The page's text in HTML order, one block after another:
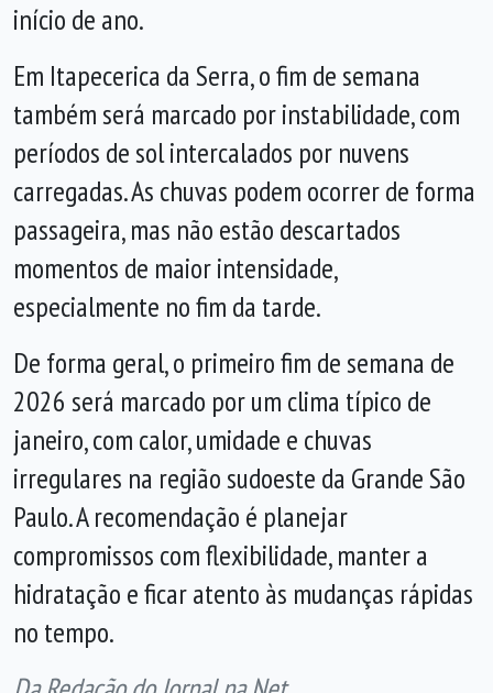
início de ano.
Em Itapecerica da Serra, o fim de semana
também será marcado por instabilidade, com
períodos de sol intercalados por nuvens
carregadas. As chuvas podem ocorrer de forma
passageira, mas não estão descartados
momentos de maior intensidade,
especialmente no fim da tarde.
De forma geral, o primeiro fim de semana de
2026 será marcado por um clima típico de
janeiro, com calor, umidade e chuvas
irregulares na região sudoeste da Grande São
Paulo. A recomendação é planejar
compromissos com flexibilidade, manter a
hidratação e ficar atento às mudanças rápidas
no tempo.